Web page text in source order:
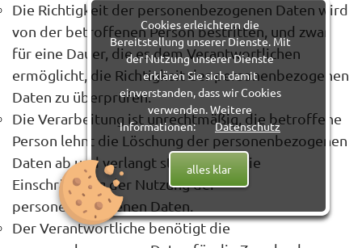
Cookies erleichtern die
Bereitstellung unserer Dienste. Mit
der Nutzung unserer Dienste
erklären Sie sich damit
einverstanden, dass wir Cookies
verwenden. Weitere
Informationen:
Datenschutz
alles klar
Die Richtigkeit der personenbezogenen Daten wird
von der betroffenen Person bestritten, und zwar
für eine Dauer, die es dem Verantwortlichen
ermöglicht, die Richtigkeit der personenbezogenen
Daten zu überprüfen.
Die Verarbeitung ist unrechtmäßig, die betroffene
Person lehnt die Löschung der personenbezogenen
Daten ab und verlangt stattdessen die
Einschränkung der Nutzung der
personenbezogenen Daten.
Der Verantwortliche benötigt die